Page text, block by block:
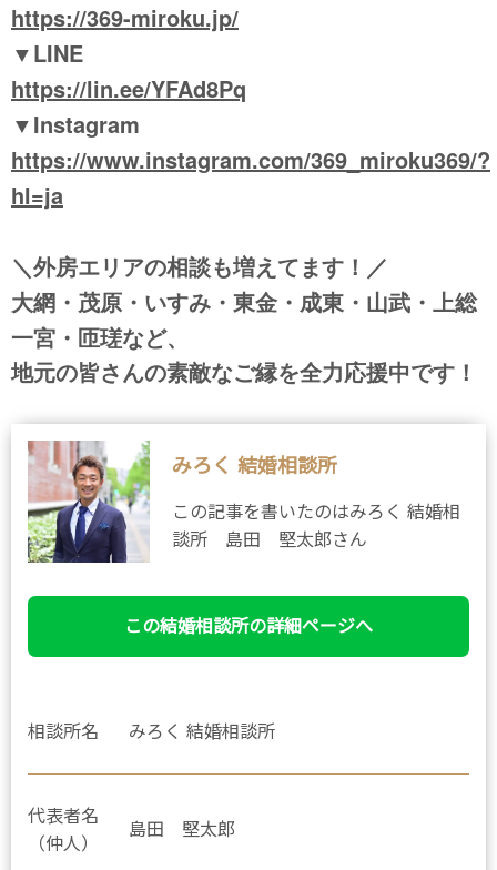
https://369-miroku.jp/
▼LINE
https://lin.ee/YFAd8Pq
▼Instagram
https://www.instagram.com/369_miroku369/?
hl=ja
＼外房エリアの相談も増えてます！／
大網・茂原・いすみ・東金・成東・山武・上総
一宮・匝瑳など、
地元の皆さんの素敵なご縁を全力応援中です！
みろく 結婚相談所
この記事を書いたのはみろく 結婚相
談所 島田 堅太郎さん
この結婚相談所の詳細ページへ
相談所名 みろく 結婚相談所
代表者名
（仲人）
島田 堅太郎